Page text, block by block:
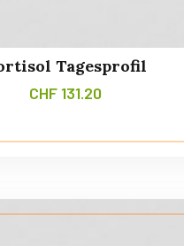
Tagesprofil
CHF131.20